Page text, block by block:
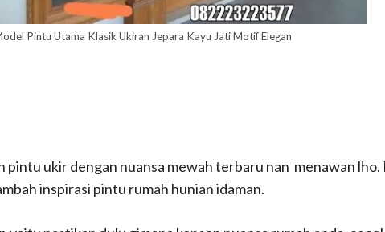
Pintu Utama Klasik Ukiran Jepara Kayu Jati Motif Elegan
pintu ukir dengan nuansa mewah terbaru nan menawan
inspirasi pintu rumah hunian idaman.